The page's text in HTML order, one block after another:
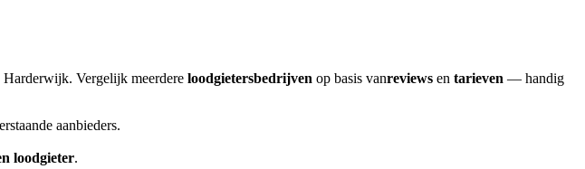
Harderwijk. Vergelijk meerdere loodgietersbedrijven op basis vanreviews en tarieven — handig
aanbieders.
loodgieter.